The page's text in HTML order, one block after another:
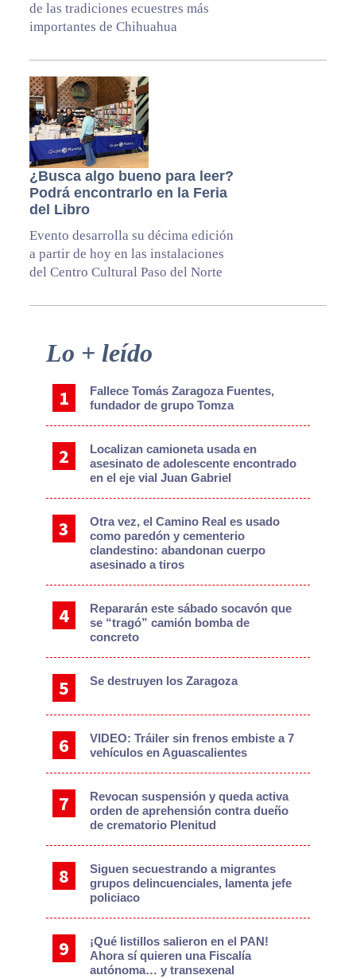
de las tradiciones ecuestres más
importantes de Chihuahua
¿Busca algo bueno para leer?
Podrá encontrarlo en la Feria
del Libro
Evento desarrolla su décima edición
a partir de hoy en las instalaciones
del Centro Cultural Paso del Norte
Primary
Lo + leído
Fallece Tomás Zaragoza Fuentes,
fundador de grupo Tomza
Localizan camioneta usada en
asesinato de adolescente encontrado
en el eje vial Juan Gabriel
Otra vez, el Camino Real es usado
como paredón y cementerio
clandestino: abandonan cuerpo
asesinado a tiros
Repararán este sábado socavón que
se “tragó” camión bomba de
concreto
Se destruyen los Zaragoza
VIDEO: Tráiler sin frenos embiste a 7
vehículos en Aguascalientes
Revocan suspensión y queda activa
orden de aprehensión contra dueño
de crematorio Plenitud
Siguen secuestrando a migrantes
grupos delincuenciales, lamenta jefe
policiaco
¡Qué listillos salieron en el PAN!
Ahora sí quieren una Fiscalía
autónoma… y transexenal